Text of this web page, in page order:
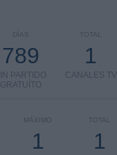
TOTAL
1
CANALES TV
DÍAS
789
PARTIDO
GRATUÍTO
TOTAL
1
MÁXIMO
1